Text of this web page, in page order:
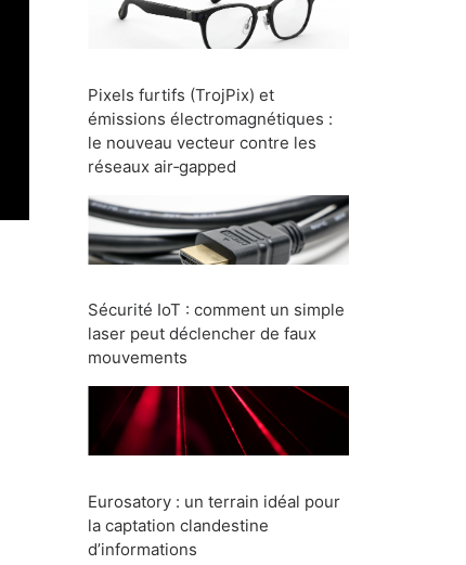
Pixels furtifs (TrojPix) et
émissions électromagnétiques :
le nouveau vecteur contre les
réseaux air‑gapped
Sécurité IoT : comment un simple
laser peut déclencher de faux
mouvements
Eurosatory : un terrain idéal pour
la captation clandestine
d’informations